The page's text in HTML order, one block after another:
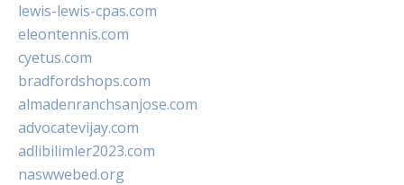
lewis-lewis-cpas.com
eleontennis.com
cyetus.com
bradfordshops.com
almadenranchsanjose.com
advocatevijay.com
adlibilimler2023.com
naswwebed.org